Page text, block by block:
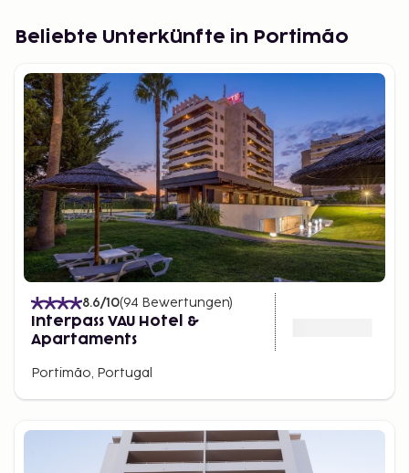
Beliebte Unterkünfte in Portimão
8.6/10(94 Bewertungen)
Interpass VAU Hotel &
Apartaments
Portimão, Portugal